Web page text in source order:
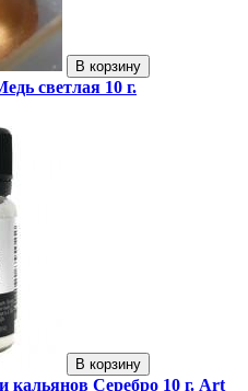
В корзину
светлая 10 г.
В корзину
Серебро 10 г. Art